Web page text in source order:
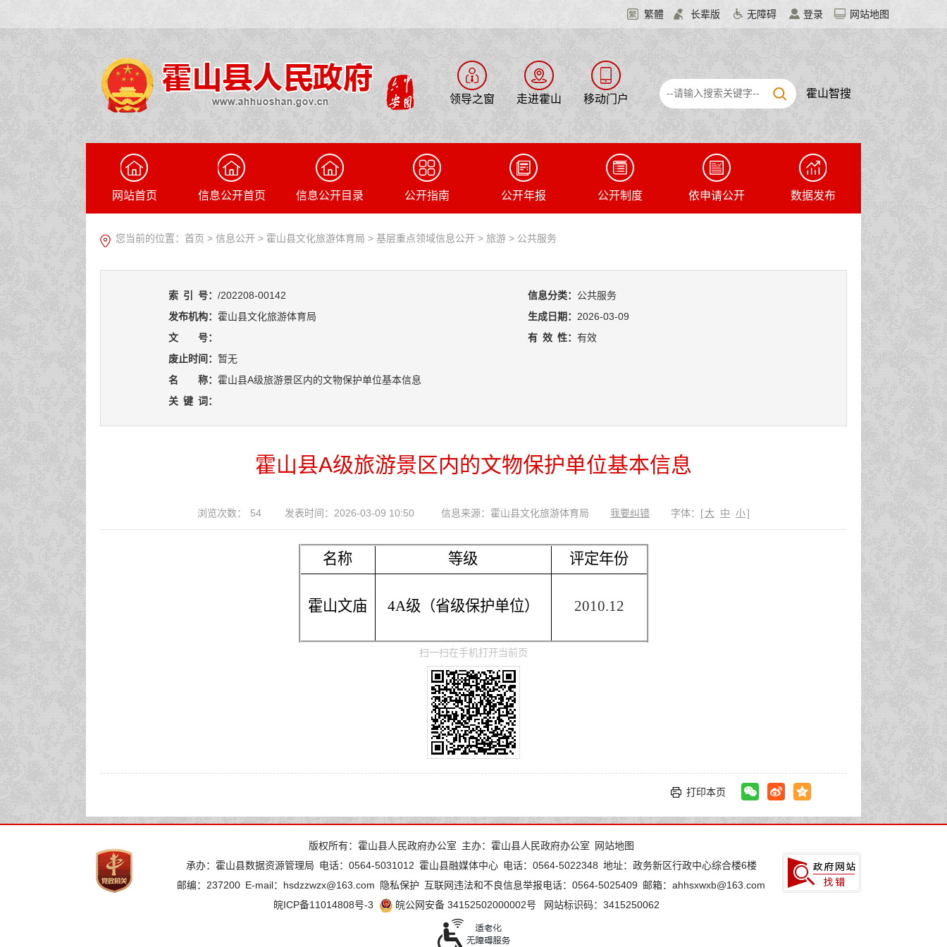
繁體 长辈版 无障碍 登录 网站地图
领导之窗 走进霍山 移动门户 霍山智搜
网站首页 信息公开首页 信息公开目录 公开指南 公开年报 公开制度 依申请公开 数据发布
您当前的位置： 首页 > 信息公开 > 霍山县文化旅游体育局 > 基层重点领域信息公开 > 旅游 > 公共服务
索 引 号： /202208-00142 信息分类： 公共服务
发布机构： 霍山县文化旅游体育局 生成日期： 2026-03-09
文 号：
有 效 性： 有效
废止时间： 暂无
名 称： 霍山县A级旅游景区内的文物保护单位基本信息
关 键 词：
霍山县A级旅游景区内的文物保护单位基本信息
浏览次数： 54 发表时间：2026-03-09 10:50 信息来源：霍山县文化旅游体育局 我要纠错 字体： [大 中 小]
名称 等级 评定年份
霍山文庙 4A级（省级保护单位） 2010.12
扫一扫在手机打开当前页
打印本页
版权所有：霍山县人民政府办公室 主办：霍山县人民政府办公室
网站地图
承办：霍山县数据资源管理局 电话：0564-5031012 霍山县融媒体中心 电话：0564-5022348 地址：政务新区行政中心综合楼6楼
邮编：237200 E-mail：hsdzzwzx@163.com 隐私保护 互联网违法和不良信息举报电话：0564-5025409 邮箱：ahhsxwxb@163.com
皖ICP备11014808号-3
皖公网安备 34152502000002号 网站标识码：3415250062